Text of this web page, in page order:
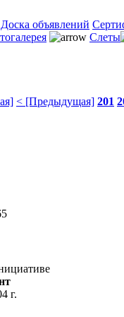
Доска объявлений
Слеты
< [Предыдущая] 201
г.